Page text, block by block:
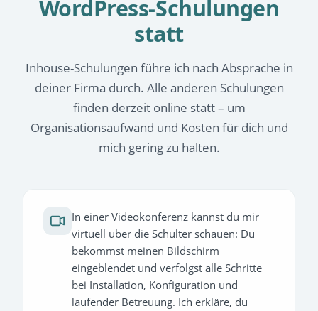
WordPress-Schulungen
statt
Inhouse-Schulungen führe ich nach Absprache in
deiner Firma durch. Alle anderen Schulungen
finden derzeit online statt – um
Organisationsaufwand und Kosten für dich und
mich gering zu halten.
In einer Videokonferenz kannst du mir
virtuell über die Schulter schauen: Du
bekommst meinen Bildschirm
eingeblendet und verfolgst alle Schritte
bei Installation, Konfiguration und
laufender Betreuung. Ich erkläre, du